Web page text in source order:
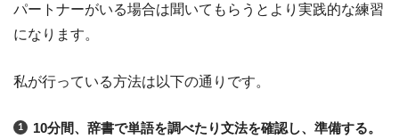
パートナーがいる場合は聞いてもらうとより実践的な練習
になります。
私が行っている方法は以下の通りです。
10分間、辞書で単語を調べたり文法を確認し、準備する。